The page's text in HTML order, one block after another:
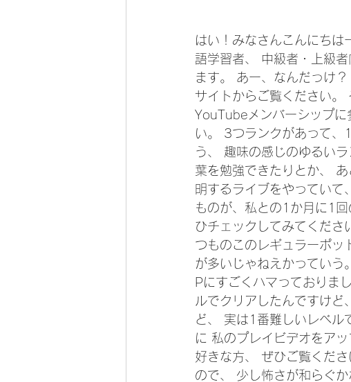
はい！みなさんこんにち
語学習者、 中級者・上級
ます。 あー、なんだっけ
サイトからご覧ください。
YouTubeメンバーシップに
い。 3つランクがあって、
う、 趣味の感じのゆるい
葉を勉強できたりとか、
明するライブをやってい
ものが、私との1か月に1
ひチェックしてみてくださ
つものこのレギュラーポッ
が多いじゃねえかってい
Pにすごくハマっておりま
ルでクリアしたんですけ
ど、 実は1番難しいレベル
に 私のプレイビデオをア
好きな方、 ぜひご覧くだ
ので、 少し怖さが和らぐ